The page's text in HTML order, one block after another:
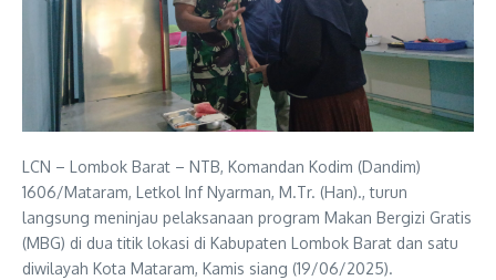
LCN – Lombok Barat – NTB, Komandan Kodim (Dandim)
1606/Mataram, Letkol Inf Nyarman, M.Tr. (Han)., turun
langsung meninjau pelaksanaan program Makan Bergizi Gratis
(MBG) di dua titik lokasi di Kabupaten Lombok Barat dan satu
diwilayah Kota Mataram, Kamis siang (19/06/2025).